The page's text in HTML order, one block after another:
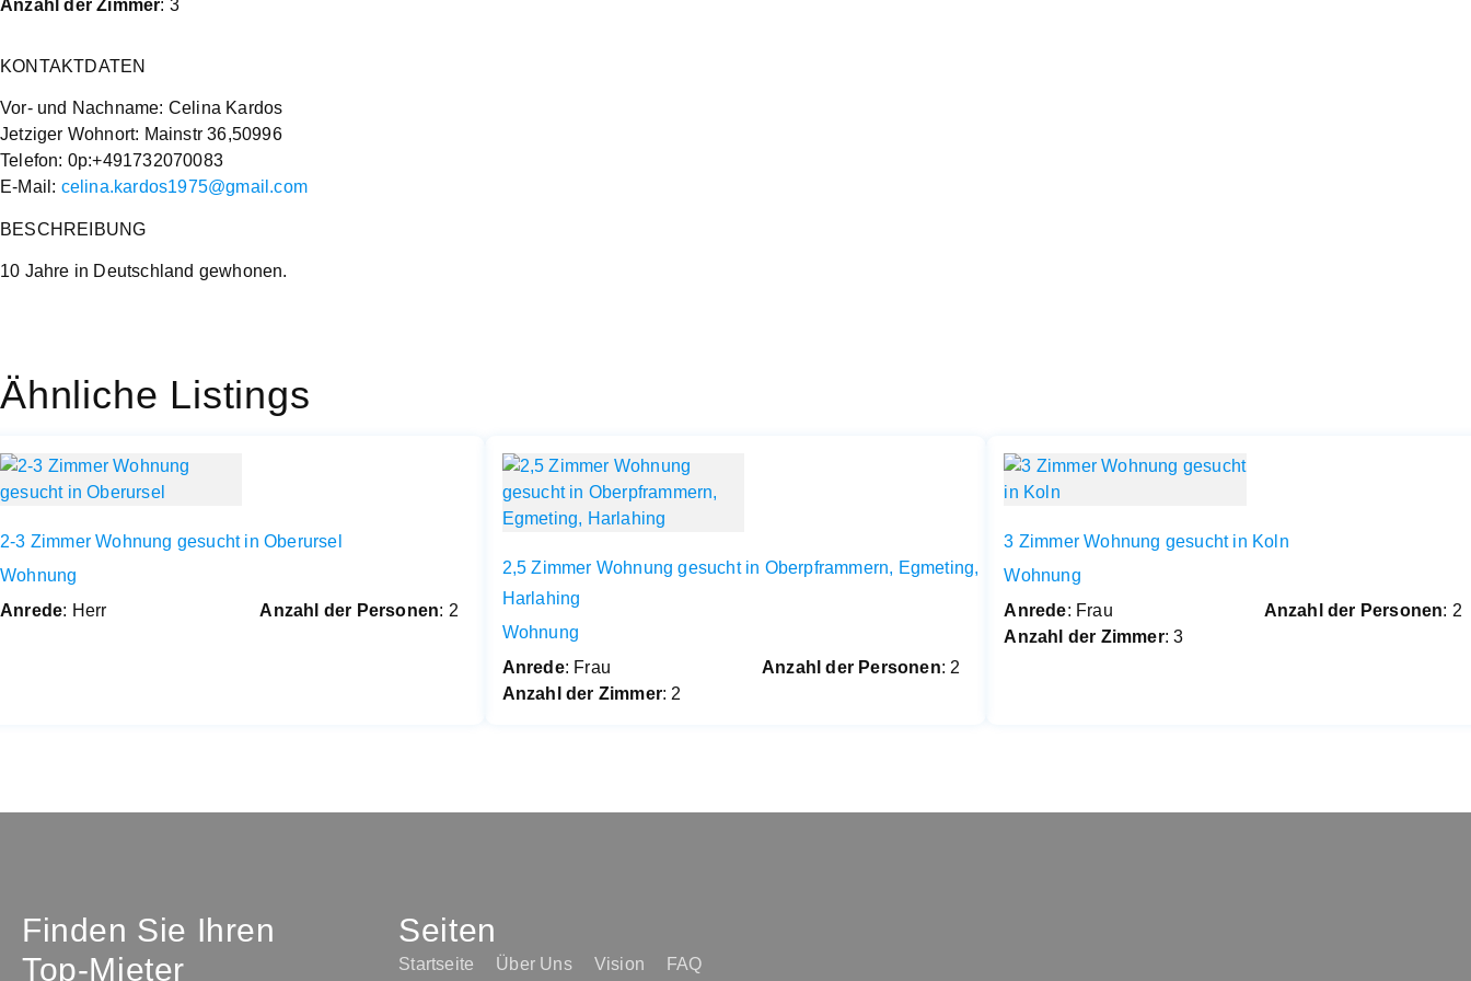
Anzahl der Zimmer: 3
KONTAKTDATEN
Vor- und Nachname: Celina Kardos
Jetziger Wohnort: Mainstr 36,50996
Telefon: 0p:+491732070083
E-Mail: celina.kardos1975@gmail.com
BESCHREIBUNG
10 Jahre in Deutschland gewhonen.
Ähnliche Listings
2-3 Zimmer Wohnung gesucht in Oberursel
Wohnung
Anrede: Herr Anzahl der Personen: 2
2,5 Zimmer Wohnung gesucht in Oberpframmern, Egmeting,
Harlahing
Wohnung
Anrede: Frau Anzahl der Personen: 2
Anzahl der Zimmer: 2
3 Zimmer Wohnung gesucht in Koln
Wohnung
Anrede: Frau Anzahl der Personen: 2
Anzahl der Zimmer: 3
Finden Sie Ihren
Top-Mieter
Seiten
Startseite Über Uns Vision FAQ